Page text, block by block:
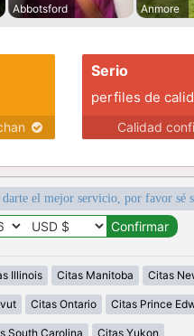
Abbotsford
Anmore
Serio
perfiles de
Calidad
darte el mejor servicio, por favor sé
Illinois Citas Manitoba Citas
Citas Ontario Citas Prince
South Carolina Citas Yukon